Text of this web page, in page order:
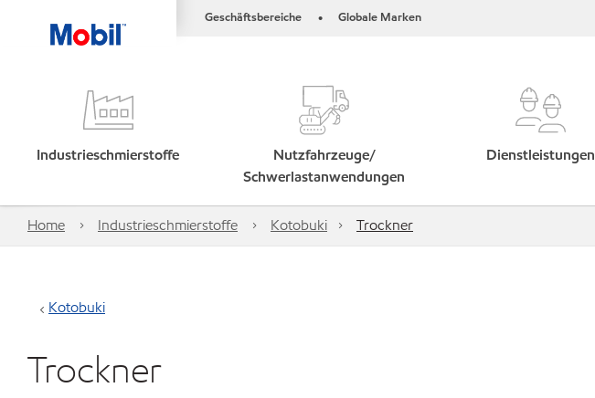
Geschäftsbereiche • Globale Marken
Industrieschmierstoffe
Nutzfahrzeuge/
Schwerlastanwendungen
Dienstleistungen
Home Industrieschmierstoffe Kotobuki Trockner
Kotobuki
Trockner